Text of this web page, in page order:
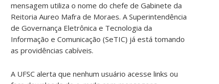
mensagem utiliza o nome do chefe de Gabinete da
Reitoria Aureo Mafra de Moraes. A Superintendência
de Governança Eletrônica e Tecnologia da
Informação e Comunicação (SeTIC) já está tomando
as providências cabíveis.
A UFSC alerta que nenhum usuário acesse links ou